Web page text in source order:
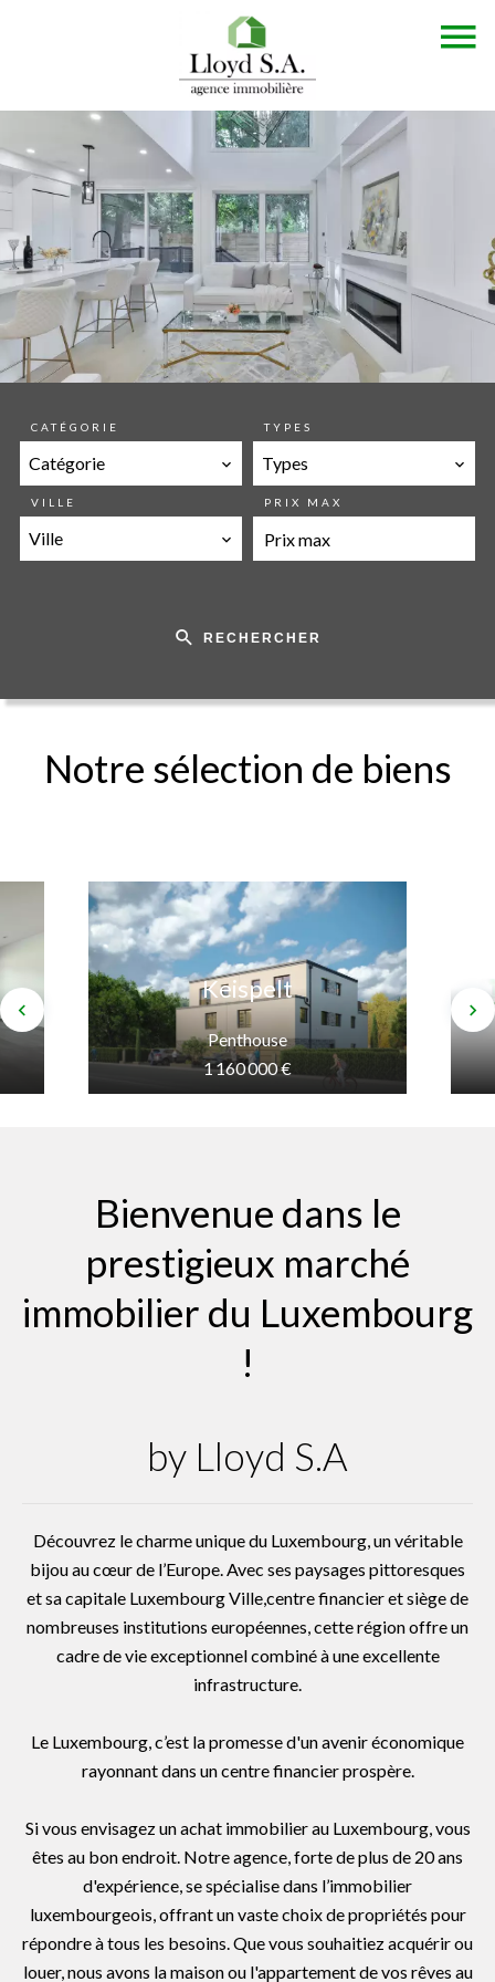
CATÉGORIE
Catégorie
TYPES
Types
VILLE
Ville
PRIX MAX
RECHERCHER
Notre sélection de biens
Keispelt
Penthouse
1 160 000 €
Bienvenue dans le
prestigieux marché
immobilier du Luxembourg
!
by Lloyd S.A
Découvrez le charme unique du Luxembourg, un véritable
bijou au cœur de l’Europe. Avec ses paysages pittoresques
et sa capitale Luxembourg Ville,centre financier et siège de
nombreuses institutions européennes, cette région offre un
cadre de vie exceptionnel combiné à une excellente
infrastructure.
Le Luxembourg, c’est la promesse d'un avenir économique
rayonnant dans un centre financier prospère.
Si vous envisagez un achat immobilier au Luxembourg, vous
êtes au bon endroit. Notre agence, forte de plus de 20 ans
d'expérience, se spécialise dans l’immobilier
luxembourgeois, offrant un vaste choix de propriétés pour
répondre à tous les besoins. Que vous souhaitiez acquérir ou
louer, nous avons la maison ou l'appartement de vos rêves au